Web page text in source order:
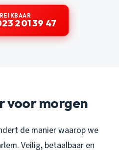
201 39 47
voor morgen
de manier waarop we
Veilig, betaalbaar en